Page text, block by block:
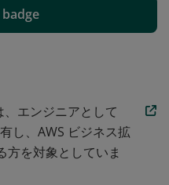
Top Engineer Program」
に参加している会社
認定資格を持ち、AWS
の他の重要な活動や成果
として、AWS
とを示します。
エンジニアとして
し、AWS ビジネス拡
方を対象としていま